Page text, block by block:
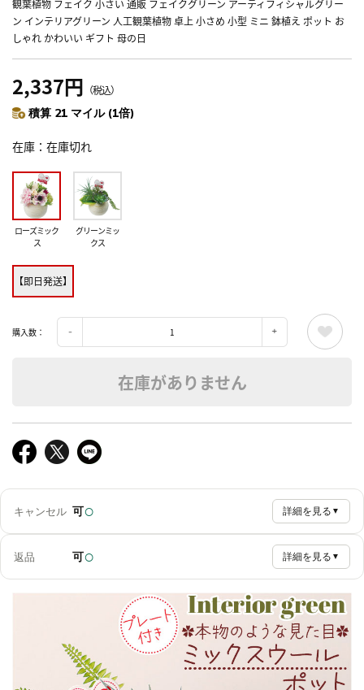
観葉植物 フェイク 小さい 通販 フェイクグリーン アーティフィシャルグリー
ン インテリアグリーン 人工観葉植物 卓上 小さめ 小型 ミニ 鉢植え ポット お
しゃれ かわいい ギフト 母の日
2,337円 （税込）
積算 21 マイル (1倍)
在庫 在庫切れ
ローズミック
ス
グリーンミッ
クス
【即日発送】
購入数：
在庫がありません
キャンセル 可○ 詳細を見る ▼
返品 可○ 詳細を見る ▼